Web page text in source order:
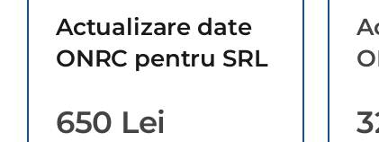
Actualizare date
ONRC pentru SRL
650 Lei